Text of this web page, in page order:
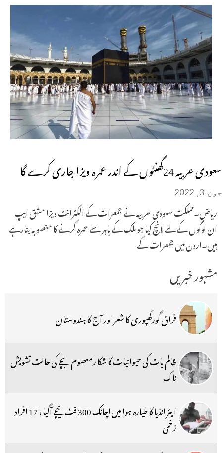
سعودی عربیہ 24گھنٹوں کے اندر عمرہ ویزا جاری کرے گا
جون 3, 2022
ریاض۔مملکت سعودی عربیہ نے جمعرات کے الکٹرانٹ ویزا مشق ایپ
ان لوگوں کے لئے لانچ کیا جو ملک کے باہر سے عمرہ کرنے کا منصوبہ بنارہے
ہیں۔اردن میں جمعرات کے
مشہور خبریں
فراق گورکھپوری کا شعر اور آج کا ہندوستان
ظالم بات کی حیوانیات کا شکا رمعصوم بچے کی حالت تشویش
ناک
ایئر انڈیا کا طیارہ ہوا میں اچانک 300 فٹ نیچے آگیا ، 17 افراد
زخمی